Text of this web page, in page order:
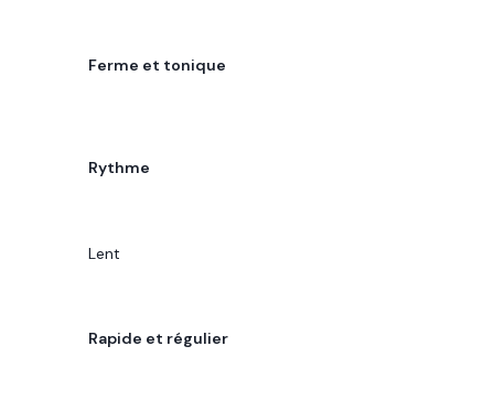
Ferme et tonique
Rythme
Lent
Rapide et régulier